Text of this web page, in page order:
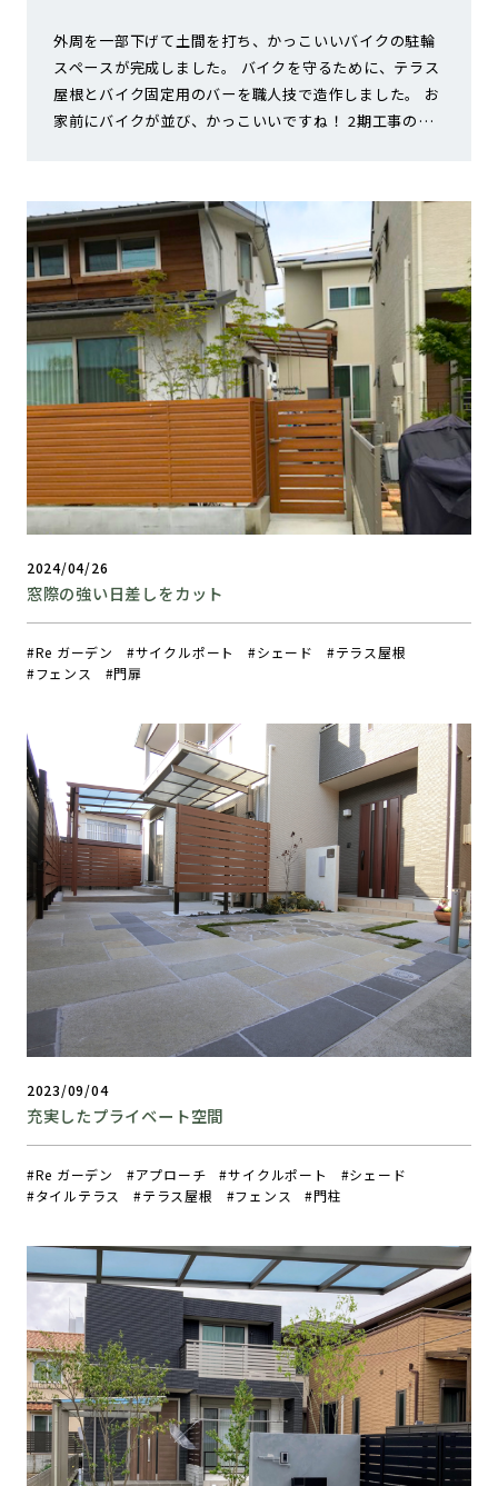
外周を一部下げて土間を打ち、かっこいいバイクの駐輪
スペースが完成しました。 バイクを守るために、テラス
屋根とバイク固定用のバーを職人技で造作しました。 お
家前にバイクが並び、かっこいいですね！ 2期工事のご
2024/04/26
窓際の強い日差しをカット
Re ガーデン サイクルポート シェード
テラス屋根
フェンス
門扉
2023/09/04
充実したプライベート空間
Re ガーデン アプローチ サイクルポート
シェード
タイルテラス
テラス屋根 フェンス 門柱